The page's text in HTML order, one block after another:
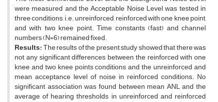
were measured and the Acceptable Noise Level was tested in
three conditions, i.e. unreinforced, reinforced with one knee point,
and with two knee point. Time constants (fast) and channel
numbers (N=6) remained fixed.
Results:The results of the present study showed that there was
not any significant differences between the reinforced with one
knee and two knee points conditions and the unreinforced and
mean acceptance level of noise in reinforced conditions. No
significant association was found between mean ANL and the
average of hearing thresholds in unreinforced and reinforced